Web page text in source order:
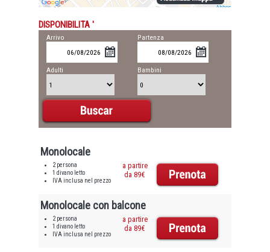
DISPONIBILITA '
Arrivo Partenza
Adulti Bambini
Monolocale
2 persona
1 divano letto
IVA inclusa nel prezzo
a partire
da 89€
Monolocale con balcone
2 persona
1 divano letto
IVA inclusa nel prezzo
a partire
da 89€